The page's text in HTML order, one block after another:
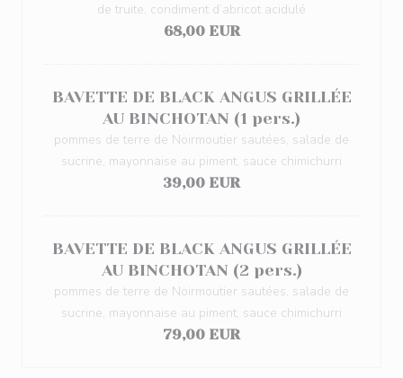
de truite, condiment d’abricot acidulé
68,00 EUR
BAVETTE DE BLACK ANGUS GRILLÉE
AU BINCHOTAN (1 pers.)
pommes de terre de Noirmoutier sautées, salade de
sucrine, mayonnaise au piment, sauce chimichurri
39,00 EUR
BAVETTE DE BLACK ANGUS GRILLÉE
AU BINCHOTAN (2 pers.)
pommes de terre de Noirmoutier sautées, salade de
sucrine, mayonnaise au piment, sauce chimichurri
79,00 EUR